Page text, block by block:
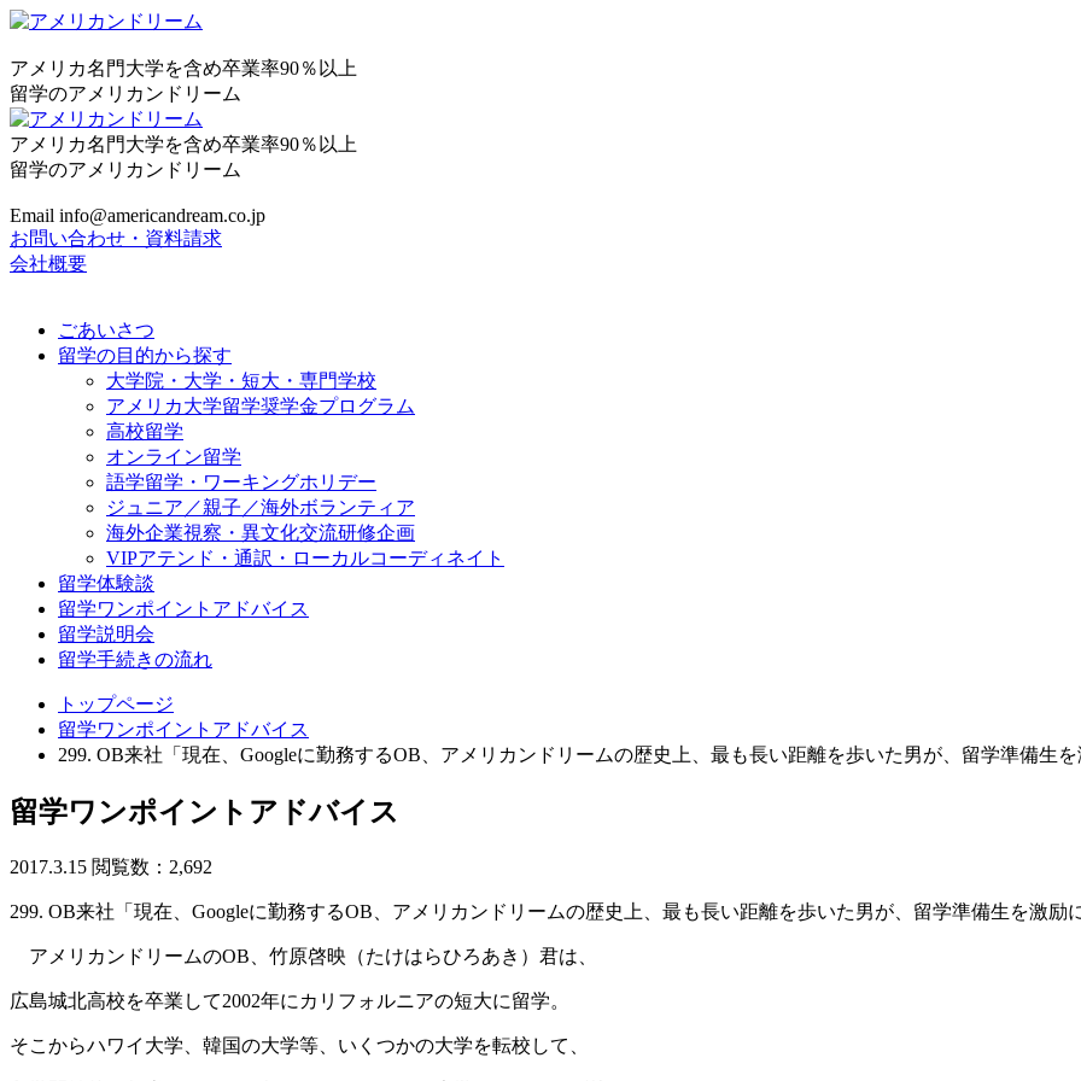
アメリカ名門大学を含め卒業率90％以上
留学のアメリカンドリーム
アメリカ名門大学を含め卒業率90％以上
留学のアメリカンドリーム
Email info@americandream.co.jp
お問い合わせ・資料請求
会社概要
ごあいさつ
留学の目的から探す
大学院・大学・短大・専門学校
アメリカ大学留学奨学金プログラム
高校留学
オンライン留学
語学留学・ワーキングホリデー
ジュニア／親子／海外ボランティア
海外企業視察・異文化交流研修企画
VIPアテンド・通訳・ローカルコーディネイト
留学体験談
留学ワンポイントアドバイス
留学説明会
留学手続きの流れ
トップページ
留学ワンポイントアドバイス
299. OB来社「現在、Googleに勤務するOB、アメリカンドリームの歴史上、最も長い距離を歩いた男が、留学準備生
留学ワンポイントアドバイス
2017.3.15 閲覧数：2,692
299. OB来社「現在、Googleに勤務するOB、アメリカンドリームの歴史上、最も長い距離を歩いた男が、留学準備生を激
アメリカンドリームのOB、竹原啓映（たけはらひろあき）君は、
広島城北高校を卒業して2002年にカリフォルニアの短大に留学。
そこからハワイ大学、韓国の大学等、いくつかの大学を転校して、